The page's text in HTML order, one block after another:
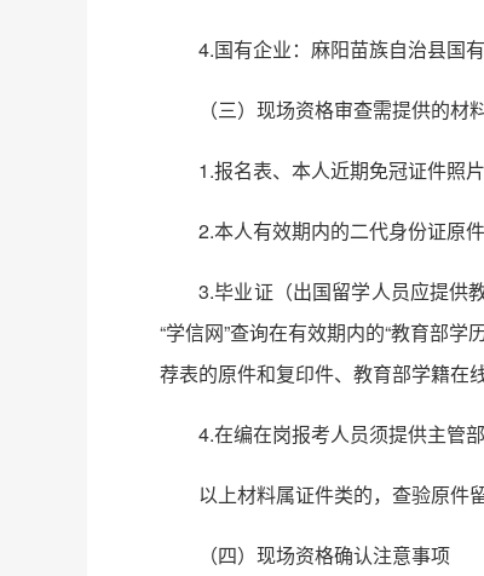
4.国有企业：麻阳苗族自治县国
（三）现场资格审查需提供的材
1.报名表、本人近期免冠证件照
2.本人有效期内的二代身份证原件
3.毕业证（出国留学人员应提供
“学信网”查询在有效期内的“教育部
荐表的原件和复印件、教育部学籍在
4.在编在岗报考人员须提供主管
以上材料属证件类的，查验原件
（四）现场资格确认注意事项